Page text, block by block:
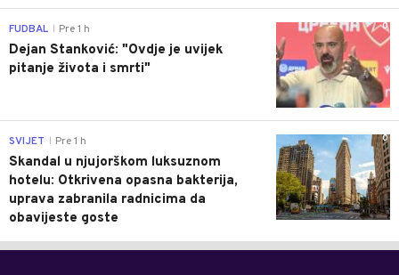
0
FUDBAL Pre 1 h
Dejan Stanković: "Ovdje je uvijek
pitanje života i smrti"
0
SVIJET Pre 1 h
Skandal u njujorškom luksuznom
hotelu: Otkrivena opasna bakterija,
uprava zabranila radnicima da
obavijeste goste